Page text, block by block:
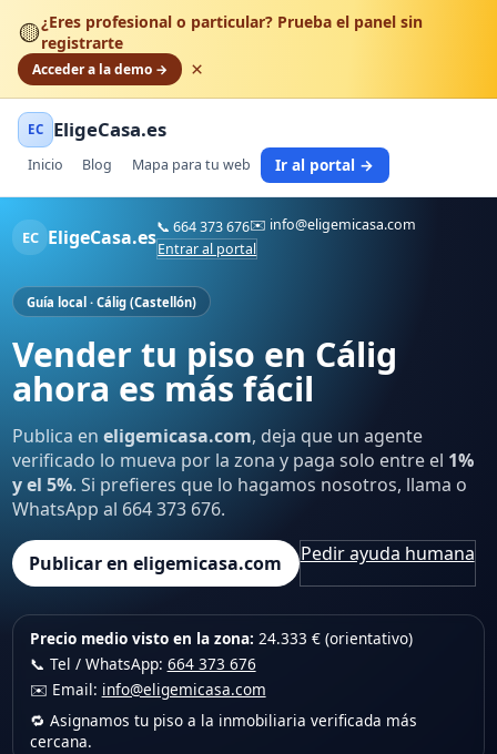
🟡¿Eres profesional o particular? Prueba el panel sin
registrarte
Acceder a la demo → ×
EC EligeCasa.es
Inicio Blog Mapa para tu web Ir al portal →
EC EligeCasa.es📞664 373 676✉️ info@eligemicasa.com
Entrar al portal
Guía local · Cálig (Castellón)
Vender tu piso en Cálig
ahora es más fácil
Publica eneligemicasa.com, deja que un agente
verificado lo mueva por la zona y paga solo entre el 1%
y el 5%. Si prefieres que lo hagamos nosotros, llama o
WhatsApp al 664 373 676.
Publicar en eligemicasa.com Pedir ayuda humana
Precio medio visto en la zona: 24.333 € (orientativo)
📞 Tel / WhatsApp: 664 373 676
✉️ Email: info@eligemicasa.com
🔁 Asignamos tu piso a la inmobiliaria verificada más
cercana.